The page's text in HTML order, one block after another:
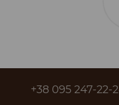
+38 095 247-22-